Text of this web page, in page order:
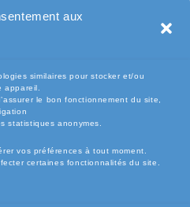
aux
similaires pour stocker et/ou
appareil.
le bon fonctionnement du site,
statistiques anonymes.
vos préférences à tout moment.
certaines fonctionnalités du site.